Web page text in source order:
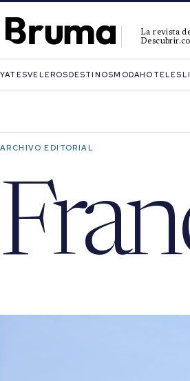
La revista
YATESVELEROSDESTINOSMODAHOTELES
ARCHIVO EDITORIAL